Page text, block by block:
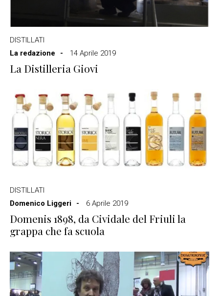
DISTILLATI
La redazione
14 Aprile 2019
La Distilleria Giovi
DISTILLATI
Domenico Liggeri
6 Aprile 2019
Domenis 1898, da Cividale del Friuli la
grappa che fa scuola